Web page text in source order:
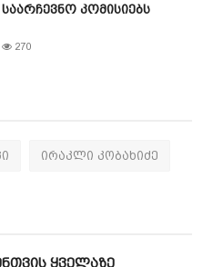
კომისიებს
270
ირაკლი კობახიძე
ყველაზე